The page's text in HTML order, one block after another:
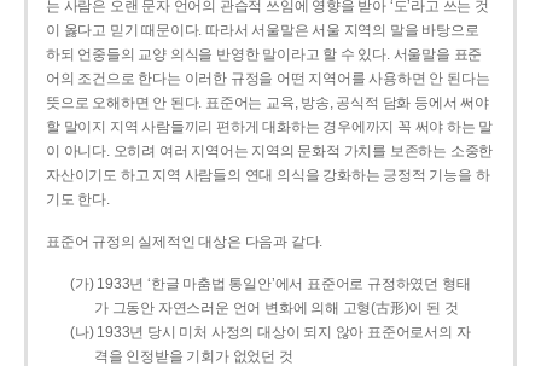
는 사람은 오랜 문자 언어의 관습적 쓰임에 영향을 받아 ‘도’라고 쓰는 것
이 옳다고 믿기 때문이다. 따라서 서울말은 서울 지역의 말을 바탕으로
하되 언중들의 교양 의식을 반영한 말이라고 할 수 있다. 서울말을 표준
어의 조건으로 한다는 이러한 규정을 어떤 지역어를 사용하면 안 된다는
뜻으로 오해하면 안 된다. 표준어는 교육, 방송, 공식적 담화 등에서 써야
할 말이지 지역 사람들끼리 편하게 대화하는 경우에까지 꼭 써야 하는 말
이 아니다. 오히려 여러 지역어는 지역의 문화적 가치를 보존하는 소중한
자산이기도 하고 지역 사람들의 연대 의식을 강화하는 긍정적 기능을 하
기도 한다.
표준어 규정의 실제적인 대상은 다음과 같다.
(가) 1933년 ‘한글 마춤법 통일안’에서 표준어로 규정하였던 형태
가 그동안 자연스러운 언어 변화에 의해 고형(古形)이 된 것
(나) 1933년 당시 미처 사정의 대상이 되지 않아 표준어로서의 자
격을 인정받을 기회가 없었던 것